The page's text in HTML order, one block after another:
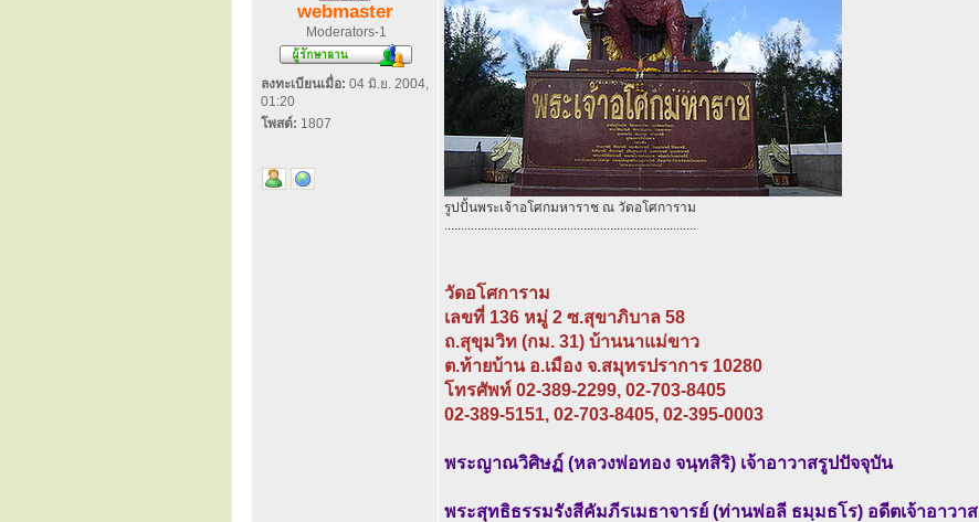
webmaster
Moderators-1
ลงทะเบียนเมื่อ: 04 มิ.ย. 2004,
01:20
โพสต์: 1807
รูปปั้นพระเจ้าอโศกมหาราช ณ วัดอโศการาม
............................................................................
วัดอโศการาม
เลขที่ 136 หมู่ 2 ซ.สุขาภิบาล 58
ถ.สุขุมวิท (กม. 31) บ้านนาแม่ขาว
ต.ท้ายบ้าน อ.เมือง จ.สมุทรปราการ 10280
โทรศัพท์ 02-389-2299, 02-703-8405
02-389-5151, 02-703-8405, 02-395-0003
พระญาณวิศิษฏ์ (หลวงพ่อทอง จนฺทสิริ) เจ้าอาวาสรูปปัจจุบัน
พระสุทธิธรรมรังสีคัมภีรเมธาจารย์ (ท่านพ่อลี ธมฺมธโร) อดีตเจ้าอาวาส